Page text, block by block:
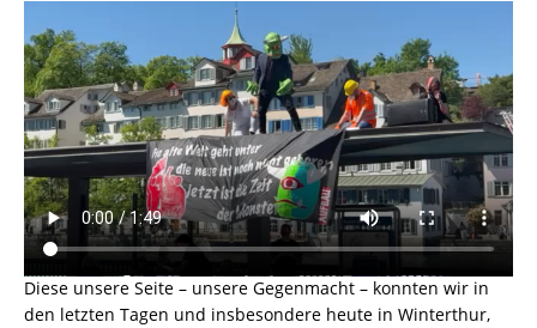
Diese unsere Seite – unsere Gegenmacht – konnten wir in
den letzten Tagen und insbesondere heute in Winterthur,